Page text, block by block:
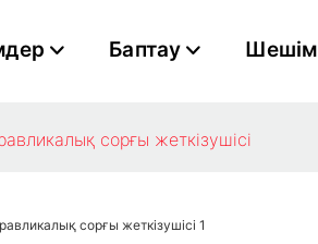
Баптау Шешім
сорғы жеткізушісі